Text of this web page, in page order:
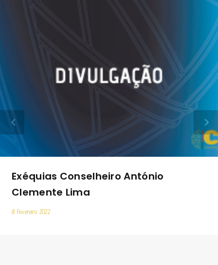
Exéquias Conselheiro António
Clemente Lima
8 Fevereiro 2022